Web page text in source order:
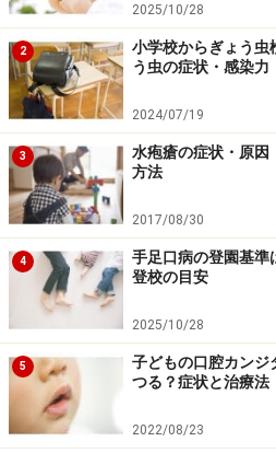
のカンジダが食道などにも拡が
で治療することもあります。
ピオクタニンブルー液という液
ールという抗真菌薬のゲル経
ニンブルーは名前の通り青い
くいです。しかし、この0.2％ピ
実験で発がんリスクの可能性が
りましたので、現在は、ミコ
ゲル経口を塗布することにな
で、誤嚥などに注意が必要で
にしましょう。
また、鵞口瘡になる原因には
いため、免疫低下に対して治療
2025/10/28
2
小学校からぎょう虫
う虫の症状・感染力
2024/07/19
3
水疱瘡の症状・原因
方法
2017/08/30
4
手足口病の登園基準
登校の目安
2025/10/28
5
子どもの口腔カンジ
つる？症状と治療法
2022/08/23